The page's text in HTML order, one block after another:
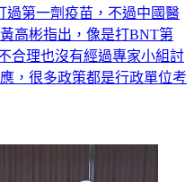
過第一劑疫苗，不過中國醫
高彬指出，像是打BNT第
合理也沒有經過專家小組討
，很多政策都是行政單位考